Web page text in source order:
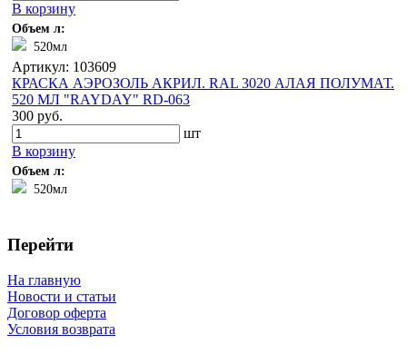
В корзину
Объем л:
520мл
Артикул: 103609
КРАСКА АЭРОЗОЛЬ АКРИЛ. RAL 3020 АЛАЯ ПОЛУМАТ.
520 МЛ "RAYDAY" RD-063
300 руб.
шт
В корзину
Объем л:
520мл
Перейти
На главную
Новости и статьи
Договор оферта
Условия возврата